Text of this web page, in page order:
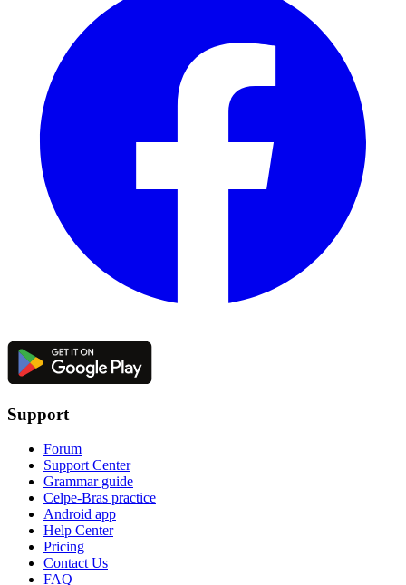
Support
Forum
Support Center
Grammar guide
Celpe-Bras practice
Android app
Help Center
Pricing
Contact Us
FAQ